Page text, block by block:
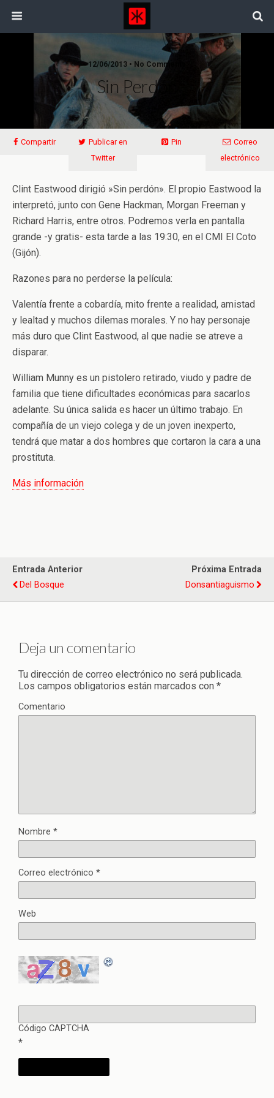
12/06/2013 • No Comments
Sin Perdón
Compartir
Publicar en
Twitter
Pin
Correo
electrónico
Clint Eastwood dirigió »Sin perdón». El propio Eastwood la
interpretó, junto con Gene Hackman, Morgan Freeman y
Richard Harris, entre otros. Podremos verla en pantalla
grande -y gratis- esta tarde a las 19:30, en el CMI El Coto
(Gijón).
Razones para no perderse la película:
Valentía frente a cobardía, mito frente a realidad, amistad
y lealtad y muchos dilemas morales. Y no hay personaje
más duro que Clint Eastwood, al que nadie se atreve a
disparar.
William Munny es un pistolero retirado, viudo y padre de
familia que tiene dificultades económicas para sacarlos
adelante. Su única salida es hacer un último trabajo. En
compañía de un viejo colega y de un joven inexperto,
tendrá que matar a dos hombres que cortaron la cara a una
prostituta.
Más información
Entrada Anterior
Del Bosque
Próxima Entrada
Donsantiaguismo
Deja un comentario
Tu dirección de correo electrónico no será publicada.
Los campos obligatorios están marcados con *
Comentario
Nombre *
Correo electrónico *
Web
Código CAPTCHA
*